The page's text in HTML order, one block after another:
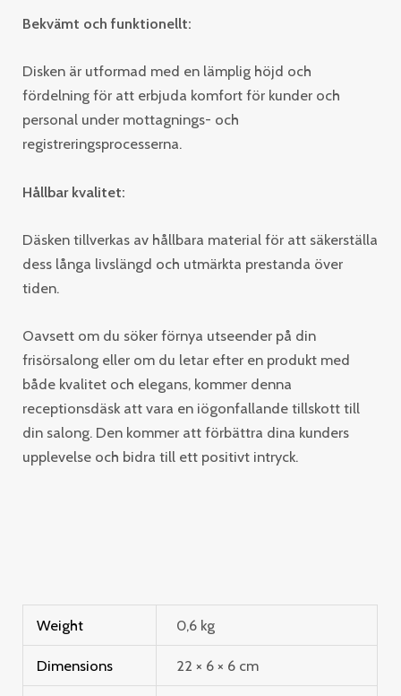
Bekvämt och funktionellt:
Disken är utformad med en lämplig höjd och
fördelning för att erbjuda komfort för kunder och
personal under mottagnings- och
registreringsprocesserna.
Hållbar kvalitet:
Däsken tillverkas av hållbara material för att säkerställa
dess långa livslängd och utmärkta prestanda över
tiden.
Oavsett om du söker förnya utseender på din
frisörsalong eller om du letar efter en produkt med
både kvalitet och elegans, kommer denna
receptionsdäsk att vara en iögonfallande tillskott till
din salong. Den kommer att förbättra dina kunders
upplevelse och bidra till ett positivt intryck.
Weight 0,6 kg
Dimensions 22 × 6 × 6 cm